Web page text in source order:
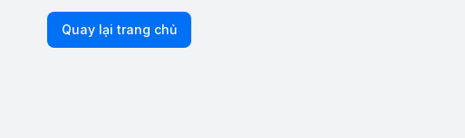
Quay lại trang chủ